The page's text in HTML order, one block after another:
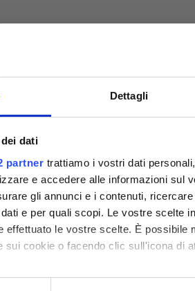
Dettagli
dati
partner trattiamo i vostri dati
e accedere alle informazioni sul
gli annunci e i contenuti,
e per quali scopi. Le vostre scelte
effettuato le vostre scelte. È
sui cookie o facendo clic sull'icona di
vorremmo anche:
Completa il tuo acquisto con
fino al
Scopri le migliori
prodotti del nostro